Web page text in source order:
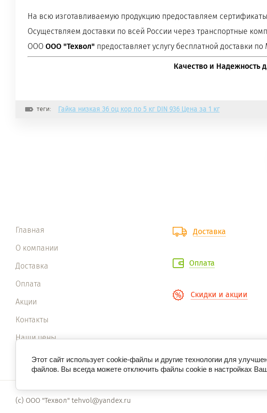
На всю изготавливаемую продукцию предоставляем
Осуществляем доставки по всей России через транспортные
ООО ООО "Техвол" предоставляет услугу бесплатной доставки
Качество и Надежность
теги: Гайка низкая 36 оц кор по 5 кг DIN 936 Цена за 1 кг
Главная
О компании
Доставка
Оплата
Акции
Контакты
Наши цены
Наши фото
Доставка
Оплата
Скидки и акции
(с) ООО "Техвол" tehvol@yandex.ru
Этот сайт использует cookie-файлы и другие технологии для
файлов. Вы всегда можете отключить файлы cookie в настройках